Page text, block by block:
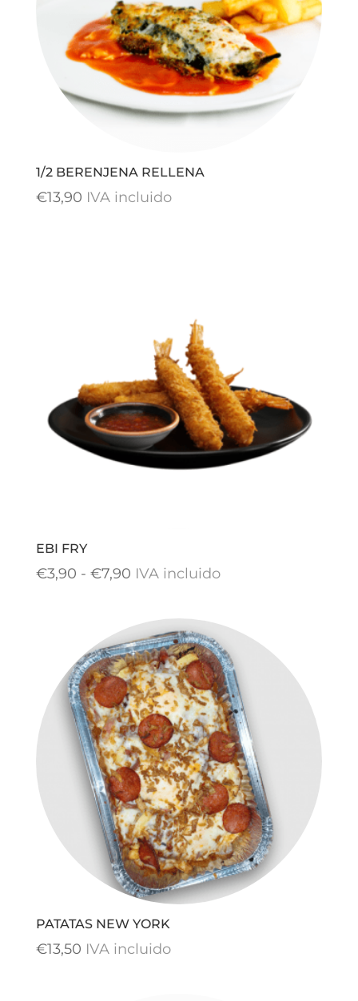
1/2 BERENJENA RELLENA
€13,90 IVA incluido
EBI FRY
€3,90 - €7,90Rango
precios:
desde
€3,90
hasta
€7,90
IVA incluido
PATATAS NEW YORK
€13,50 IVA incluido